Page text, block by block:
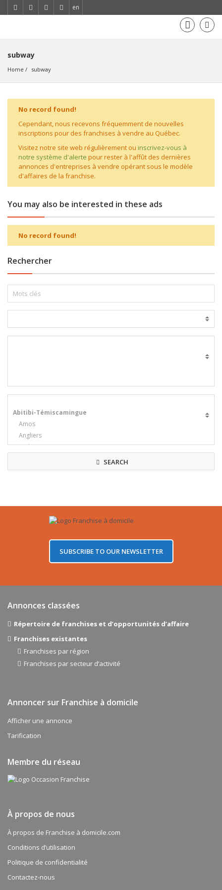
en
subway
Home subway
No record found!
Cependant, nous recevons fréquemment de nouvelles
inscriptions pour des franchises à vendre au Québec.
Visitez notre site web régulièrement ou inscrivez-vous à
notre système d'alerte pour rester à l'affût des dernières
annonces d'entreprises à vendre opérant sous le modèle
d'affaires de la franchise.
You may also be interested in these ads
No record found!
Rechercher
SEARCH
SUBSCRIBE TO OUR NEWSLETTER
Annonces classées
Répertoire de franchises et d’opportunités d’affaire
Franchises existantes
Franchises par région
Franchises par secteur d’activité
Annoncer sur Franchise à domicile
Afficher une annonce
Tarification
Membre du réseau
À propos de nous
À propos de Franchise à domicile.com
Conditions d’utilisation
Politique de confidentialité
Contactez-nous